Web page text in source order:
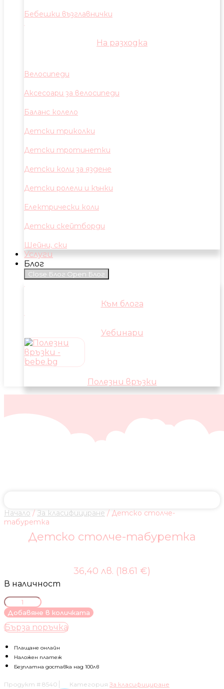
Бебешки възглавнички
На разходка
Велосипеди
Аксесоари за велосипеди
Баланс колело
Детски триколки
Детски тротинетки
Детски коли за яздене
Детски ролели и кънки
Електрически коли
Детски скейтборди
Шейни, ски
Услуги
Блог
Close Блог Open Блог
Към блога
Уебинари
Полезни връзки
Начало / За класифициране / Детско столче-
табуретка
Детско столче-табуретка
36,40 лв. (18.61 €)
В наличност
количество
за
Детско
столче-
Добавяне в количката
Бърза поръчка
Плащане онлайн
Наложен платеж
Безплатна доставка над 100лв
Продукт # 8540 Категория За класифициране